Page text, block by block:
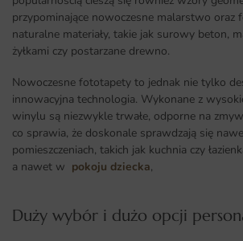
przypominające nowoczesne malarstwo oraz
naturalne materiały, takie jak surowy beton,
żyłkami czy postarzane drewno.
Nowoczesne fototapety to jednak nie tylko
innowacyjna technologia. Wykonane z
winylu są niezwykle trwałe, odporne na
co sprawia, że doskonale sprawdzają się
pomieszczeniach, takich jak kuchnia czy
a nawet w pokoju dziecka,
Duży wybór i dużo opcji